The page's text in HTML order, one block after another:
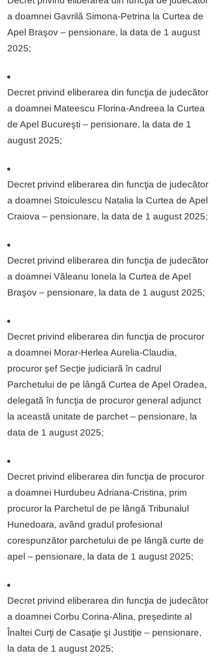
a doamnei Gavrilă Simona-Petrina la Curtea de
Apel Braşov – pensionare, la data de 1 august
2025;
Decret privind eliberarea din funcţia de judecător
a doamnei Mateescu Florina-Andreea la Curtea
de Apel Bucureşti – pensionare, la data de 1
august 2025;
Decret privind eliberarea din funcţia de judecător
a doamnei Stoiculescu Natalia la Curtea de Apel
Craiova – pensionare, la data de 1 august 2025;
Decret privind eliberarea din funcţia de judecător
a doamnei Văleanu Ionela la Curtea de Apel
Braşov – pensionare, la data de 1 august 2025;
Decret privind eliberarea din funcţia de procuror
a doamnei Morar-Herlea Aurelia-Claudia,
procuror şef Secţie judiciară în cadrul
Parchetului de pe lângă Curtea de Apel Oradea,
delegată în funcţia de procuror general adjunct
la această unitate de parchet – pensionare, la
data de 1 august 2025;
Decret privind eliberarea din funcţia de procuror
a doamnei Hurdubeu Adriana-Cristina, prim
procuror la Parchetul de pe lângă Tribunalul
Hunedoara, având gradul profesional
corespunzător parchetului de pe lângă curte de
apel – pensionare, la data de 1 august 2025;
Decret privind eliberarea din funcţia de judecător
a doamnei Corbu Corina-Alina, preşedinte al
Înaltei Curţi de Casaţie şi Justiţie – pensionare,
la data de 1 august 2025;